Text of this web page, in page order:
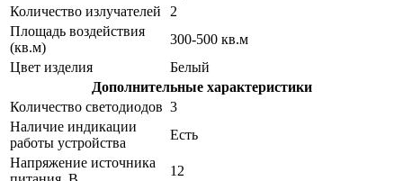
Количество излучателей
2
Площадь воздействия
(кв.м)
300-500 кв.м
Цвет изделия
Белый
Дополнительные характеристики
Количество светодиодов 3
Наличие индикации
работы устройства
Есть
Напряжение источника
12